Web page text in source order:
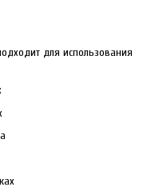
для использования